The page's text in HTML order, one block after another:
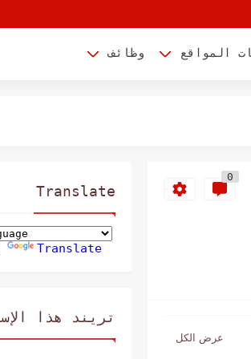
المواقع وظائف
0
Translate
Translate
تريند هذا